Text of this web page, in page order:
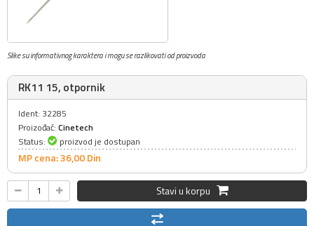
Slike su informativnog karaktera i mogu se razlikovati od proizvoda
RK11 15, otpornik
Ident: 32285
Proizođač: Cinetech
Status:
proizvod je dostupan
MP cena: 36,00Din
Stavi u korpu